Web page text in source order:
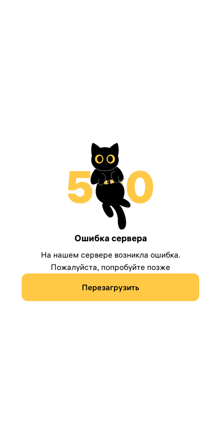
Ошибка сервера
На нашем сервере возникла ошибка.
Пожалуйста, попробуйте позже
Перезагрузить